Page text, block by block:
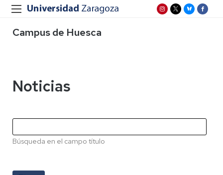
Campus de Huesca
Noticias
Búsqueda en el campo título